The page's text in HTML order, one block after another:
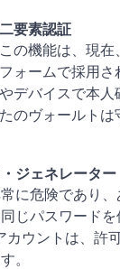
二要素認証
この機能は、現
フォームで採用
やデバイスで本人
たのヴォールトは
ジェネレーター
に危険であり
じパスワード
カウントは、許
。